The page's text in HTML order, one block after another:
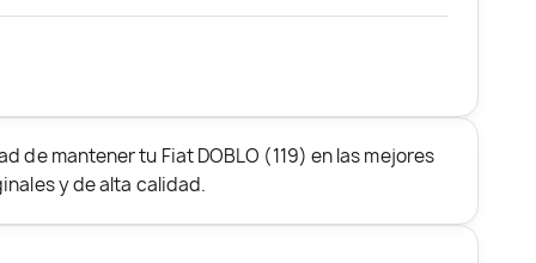
de mantener tu Fiat DOBLO (119) en las mejores
y de alta calidad.